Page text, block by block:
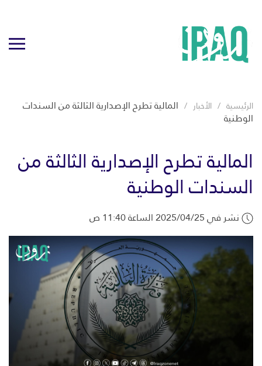
الرئيسية الأخبار المالية تطرح الإصدارية الثالثة من السندات
الوطنية
المالية تطرح الإصدارية الثالثة من
السندات الوطنية
نشر في 2025/04/25 الساعة 11:40 ص